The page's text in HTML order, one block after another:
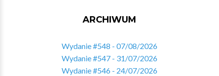
ARCHIWUM
Wydanie #548 - 07/08/2026
Wydanie #547 - 31/07/2026
Wydanie #546 - 24/07/2026